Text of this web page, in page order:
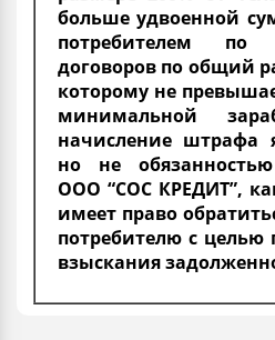
больше удвоенной
потребителем по
договоров по общий
которому не
минимальной
начисление штрафа
но не обязанностью
ООО “СОС КРЕДИТ”,
имеет право
потребителю с целью
взыскания